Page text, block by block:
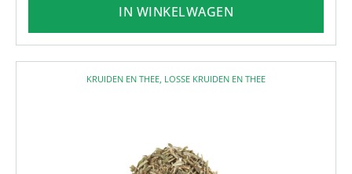
IN WINKELWAGEN
KRUIDEN EN THEE LOSSE KRUIDEN EN THEE